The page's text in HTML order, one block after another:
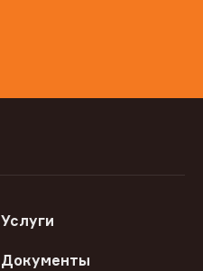
Услуги
Документы